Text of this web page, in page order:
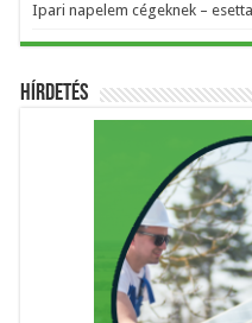
Ipari napelem cégeknek –
Hírdetés